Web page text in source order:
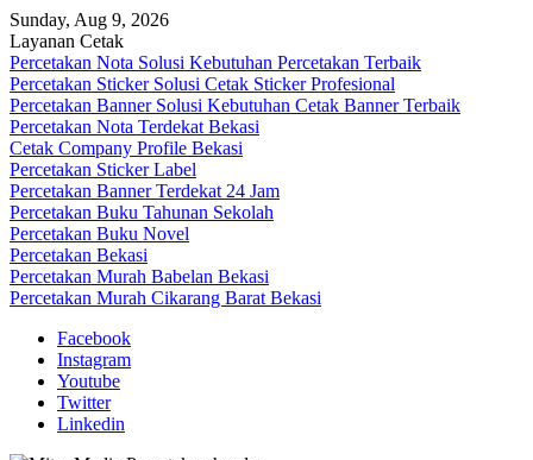
Skip
to
content
Sunday, Aug 9, 2026
Layanan Cetak
Percetakan Nota Solusi Kebutuhan Percetakan Terbaik
Percetakan Sticker Solusi Cetak Sticker Profesional
Percetakan Banner Solusi Kebutuhan Cetak Banner Terbaik
Percetakan Nota Terdekat Bekasi
Cetak Company Profile Bekasi
Percetakan Sticker Label
Percetakan Banner Terdekat 24 Jam
Percetakan Buku Tahunan Sekolah
Percetakan Buku Novel
Percetakan Bekasi
Percetakan Murah Babelan Bekasi
Percetakan Murah Cikarang Barat Bekasi
Facebook
Instagram
Youtube
Twitter
Linkedin